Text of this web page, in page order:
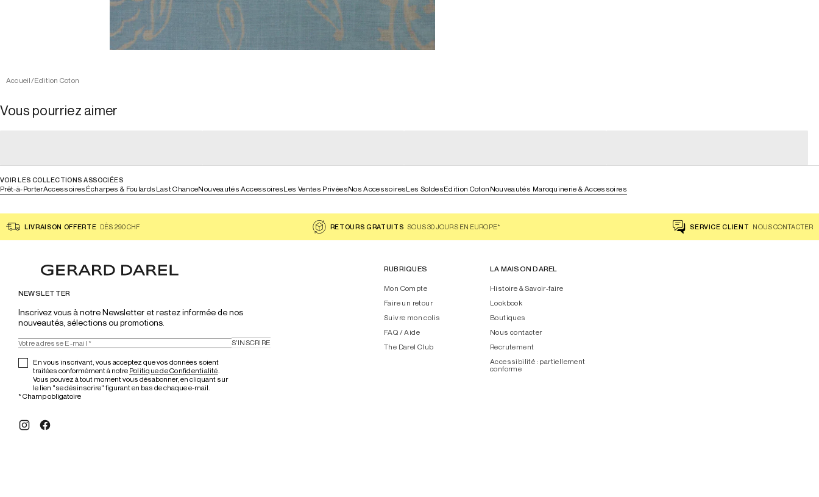
Accueil/Edition Coton
Vous pourriez aimer
VOIR LES COLLECTIONS ASSOCIÉES
Prêt-à-PorterAccessoires Écharpes & Foulards Last ChanceNouveautés AccessoiresLes Ventes PrivéesNos AccessoiresLes SoldesEdition Coton Nouveautés Maroquinerie & Accessoires
LIVRAISON OFFERTE DÈS 290 CHF RETOURS GRATUITS SOUS 30 JOURS EN EUROPE* SERVICE CLIENT NOUS CONTACTER
NEWSLETTER
Inscrivez vous à notre Newsletter et restez informée de nos
nouveautés, sélections ou promotions.
En vous inscrivant, vous acceptez que vos données soient
traitées conformément à notre Politique de Confidentialité.
Vous pouvez à tout moment vous désabonner, en cliquant sur
le lien "se désinscrire" figurant en bas de chaque e-mail.
S'INSCRIRE
*Champ obligatoire
RUBRIQUES
Mon Compte
Faire un retour
Suivre mon colis
FAQ / Aide
The Darel Club
LA MAISON DAREL
Histoire & Savoir-faire
Lookbook
Boutiques
Nous contacter
Recrutement
Accessibilité : partiellement
conforme